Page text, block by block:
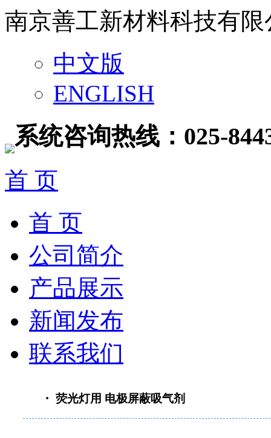
南京善工新材料科技有限
中文版
ENGLISH
系统咨询热线：025-
首 页
首 页
公司简介
产品展示
新闻发布
联系我们
・ 荧光灯用 电极屏蔽吸气剂